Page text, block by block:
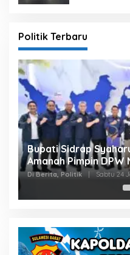
Politik Terbaru
Bupati Sidrap
Amanah Pimpin DPW
Di Berita, Politik | Sabtu 24